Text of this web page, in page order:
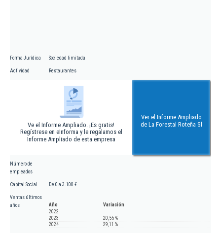
Forma Jurídica Sociedad limitada
Actividad Restaurantes
Ve el Informe Ampliado. ¡Es gratis!
Regístrese en eInforma y le regalamos el
Informe Ampliado de esta empresa
Ver el Informe Ampliado
de La Forestal Roteña Sl
Número de
empleados
Capital Social De 0 a 3.100 €
Ventas últimos
años
Año
Variación
2022
2023
20,55 %
2024
29,11 %